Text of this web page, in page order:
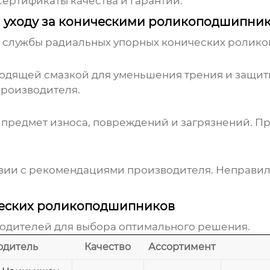
за коническими
службы радиальных упорных конических
смазкой для уменьшения трения и
износа, повреждений и загрязнений.
с рекомендациями производителя.
роликоподшипников
для выбора оптимального решения.
Качество Ассортимент